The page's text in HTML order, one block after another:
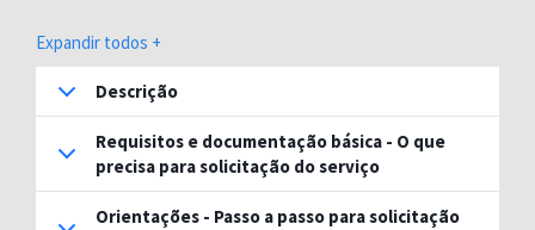
Expandir todos +
Descrição
Requisitos e documentação básica - O que
precisa para solicitação do serviço
Orientações - Passo a passo para solicitação